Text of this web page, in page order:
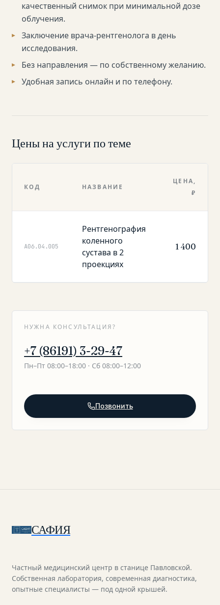
качественный снимок при минимальной дозе
облучения.
Заключение врача-рентгенолога в день
исследования.
Без направления — по собственному желанию.
Удобная запись онлайн и по телефону.
Цены на услуги по теме
КОД НАЗВАНИЕ
ЦЕНА,
₽
A06.04.005
Рентгенография
коленного
сустава в 2
проекциях
1 400
НУЖНА КОНСУЛЬТАЦИЯ?
+7 (86191) 3-29-47
Пн–Пт 08:00–18:00 · Сб 08:00–12:00
Позвонить
САФИЯ
Частный медицинский центр в станице Павловской.
Собственная лаборатория, современная диагностика,
опытные специалисты — под одной крышей.